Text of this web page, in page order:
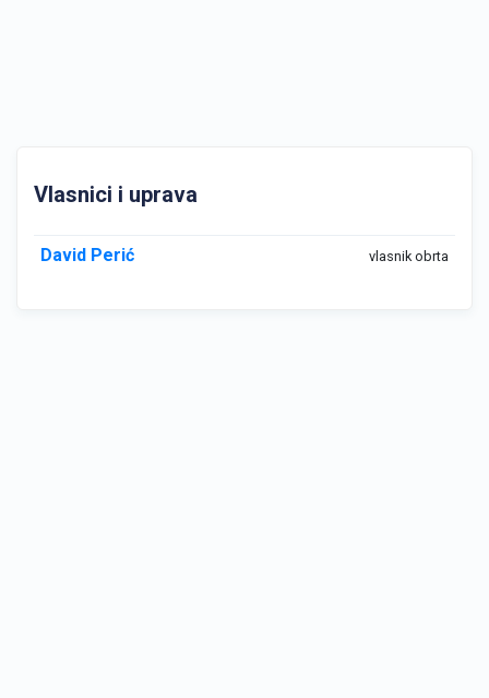
Vlasnici i uprava
David Perić vlasnik obrta